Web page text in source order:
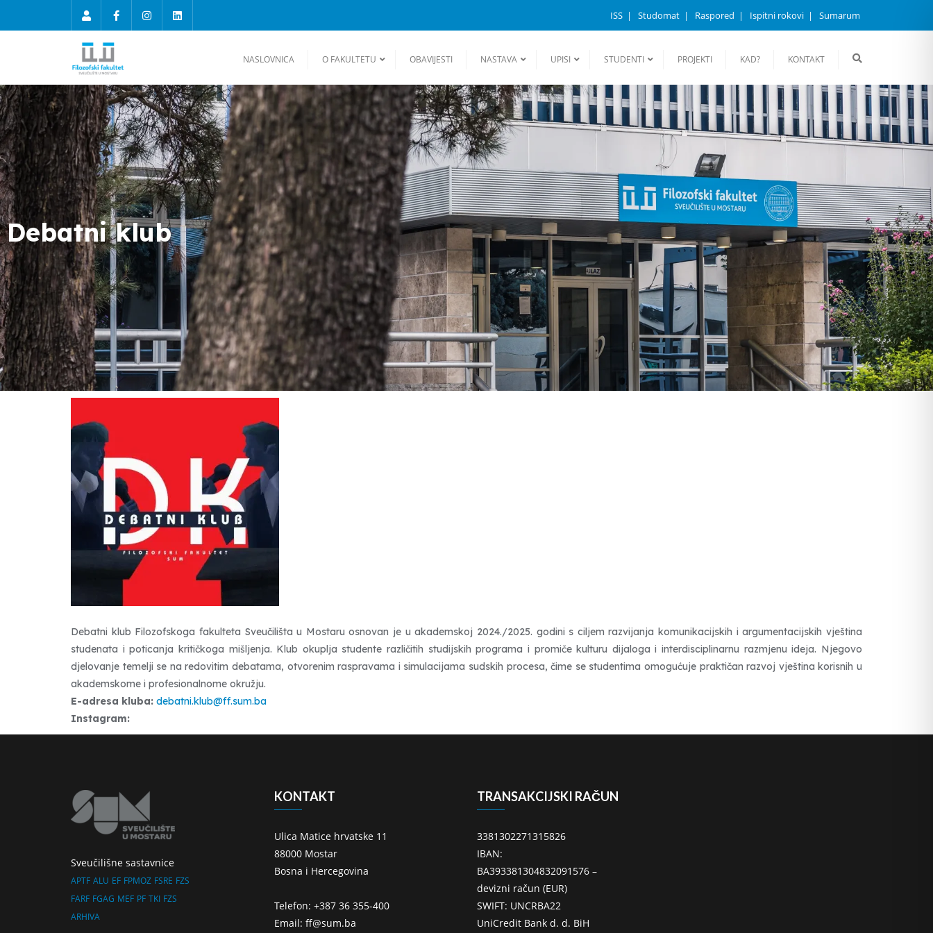
ISS Studomat Raspored Ispitni rokovi Sumarum
NASLOVNICA O FAKULTETU OBAVIJESTI NASTAVA UPISI STUDENTI PROJEKTI KAD? KONTAKT
Debatni klub
Debatni klub Filozofskoga fakulteta Sveučilišta u Mostaru osnovan je u akademskoj 2024./2025. godini s ciljem razvijanja komunikacijskih i argumentacijskih vještina
studenata i poticanja kritičkoga mišljenja. Klub okuplja studente različitih studijskih programa i promiče kulturu dijaloga i interdisciplinarnu razmjenu ideja. Njegovo
djelovanje temelji se na redovitim debatama, otvorenim raspravama i simulacijama sudskih procesa, čime se studentima omogućuje praktičan razvoj vještina korisnih u
akademskome i profesionalnome okružju.
E-adresa kluba: debatni.klub@ff.sum.ba
Instagram:
Sveučilišne sastavnice
APTF ALU EF FPMOZ FSRE FZS
FARF FGAG MEF PF TKI FZS
ARHIVA
KONTAKT
Ulica Matice hrvatske 11
88000 Mostar
Bosna i Hercegovina
Telefon: +387 36 355-400
Email: ff@sum.ba
TRANSAKCIJSKI RAČUN
3381302271315826
IBAN:
BA393381304832091576 –
devizni račun (EUR)
SWIFT: UNCRBA22
UniCredit Bank d. d. BiH